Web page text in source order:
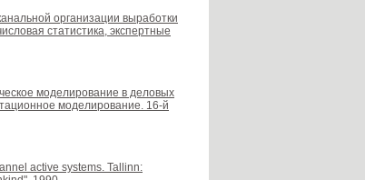
организации выработки
статистика, экспертные
моделирование в деловых
моделирование. 16-й
active systems. Tallinn: